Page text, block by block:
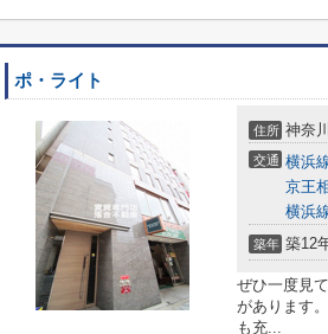
ポ・ライト
住所 神奈
交通 横浜
京王
横浜
築年 築12
ぜひ一度見
があります
も充...